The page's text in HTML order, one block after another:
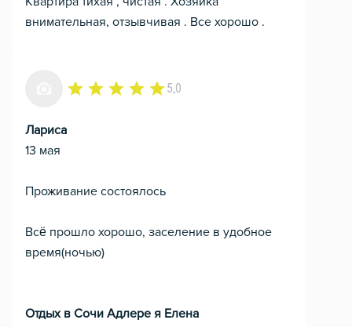
внимательная, отзывчивая . Все хорошо .
5,0
Лариса
13 мая
Проживание состоялось
Всё прошло хорошо, заселение в удобное
время(ночью)
Отдых в Сочи Адлере я Елена